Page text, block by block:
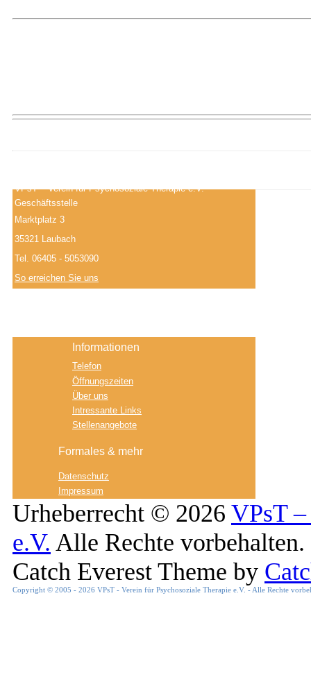
VPsT – Verein für Psychosoziale Therapie e.V.
Geschäftsstelle
Marktplatz 3
35321 Laubach
Tel. 06405 - 5053090
So erreichen Sie uns
Informationen
Telefon
Öffnungszeiten
Über uns
Intressante Links
Stellenangebote
Formales & mehr
Datenschutz
Impressum
Urheberrecht © 2026 VPsT
e.V. Alle Rechte vorbehalten.
Catch Everest Theme by
Copyright © 2005 - 2026 VPsT - Verein für Psychosoziale Therapie e.V. - Alle Rechte